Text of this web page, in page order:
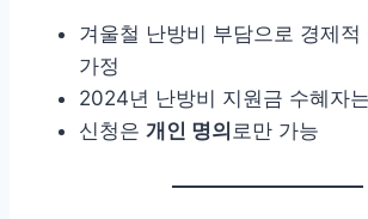
겨울철 난방비 부담으로 경제적
가정
2024년 난방비 지원금 수혜자
신청은 개인 명의 로만 가능